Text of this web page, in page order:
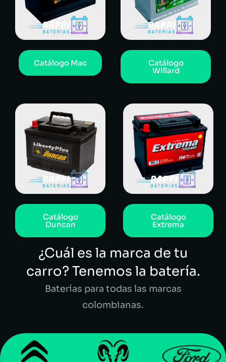
Catálogo Mac Catálogo
Willard
Catálogo
Duncan
Catálogo
Extrema
¿Cuál es la marca de tu
carro? Tenemos la batería.
Baterías para todas las marcas
colombianas.